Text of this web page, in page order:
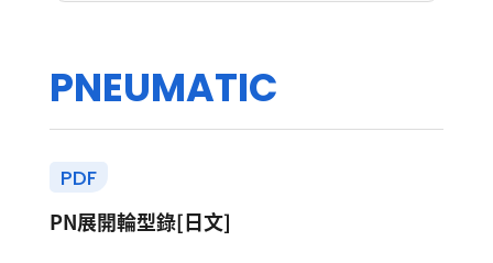
PNEUMATIC
PDF
PN展開輪型錄[日文]